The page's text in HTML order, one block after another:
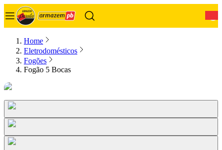
Home
Eletrodomésticos
Fogões
Fogão 5 Bocas